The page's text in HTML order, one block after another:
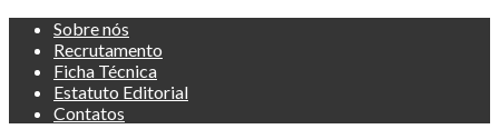
Skip
content
Sobre nós
Recrutamento
Ficha Técnica
Estatuto Editorial
Contatos